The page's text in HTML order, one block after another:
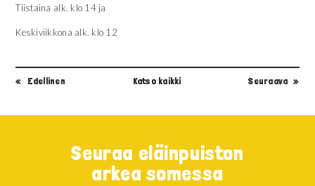
Tiistaina alk. klo 14 ja
Keskiviikkona alk. klo 12
Edellinen Katso kaikki Seuraava
Seuraa eläinpuiston
arkea somessa